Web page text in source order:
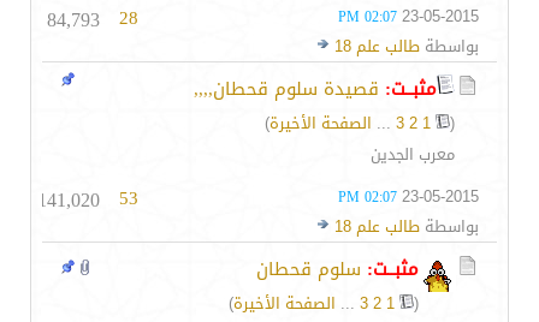
23-05-2015
02:07 PM
بواسطة طالب علم 18
28
84,793
مثبــت: قصيدة سلوم قحطان,,,,
(
1
2
3
... الصفحة الأخيرة)
معرب الجدين
23-05-2015
02:07 PM
بواسطة طالب علم 18
53
141,020
مثبــت: سلوم قحطان
(
1
2
3
... الصفحة الأخيرة)